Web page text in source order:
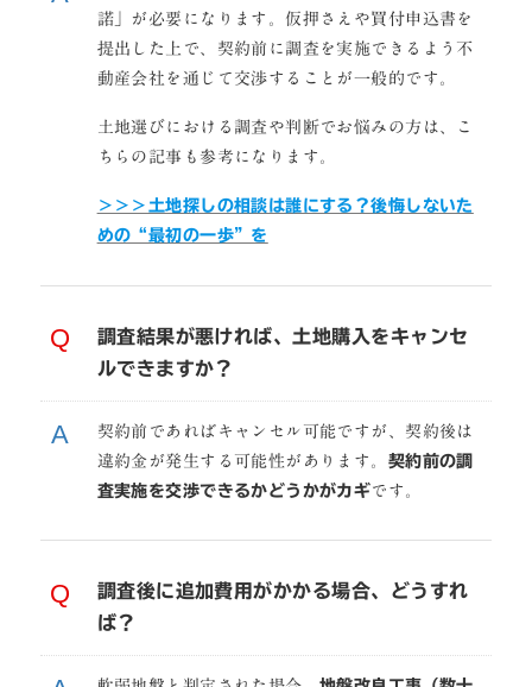
諾」が必要になります。仮押さえや買付申込書を
提出した上で、契約前に調査を実施できるよう不
動産会社を通じて交渉することが一般的です。
土地選びにおける調査や判断でお悩みの方は、こ
ちらの記事も参考になります。
＞＞＞土地探しの相談は誰にする？後悔しないた
めの“最初の一歩”を
調査結果が悪ければ、土地購入をキャンセ
ルできますか？
契約前であればキャンセル可能ですが、契約後は
違約金が発生する可能性があります。 契約前の調
査実施を交渉できるかどうかがカギです。
調査後に追加費用がかかる場合、どうすれ
ば？